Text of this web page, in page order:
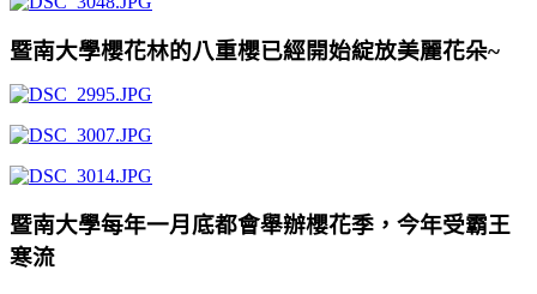
暨南大學櫻花林的八重櫻已經開始綻放美麗花朵~
暨南大學每年一月底都會舉辦櫻花季，今年受霸王
寒流